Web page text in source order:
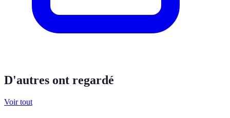
D'autres ont regardé
Voir tout